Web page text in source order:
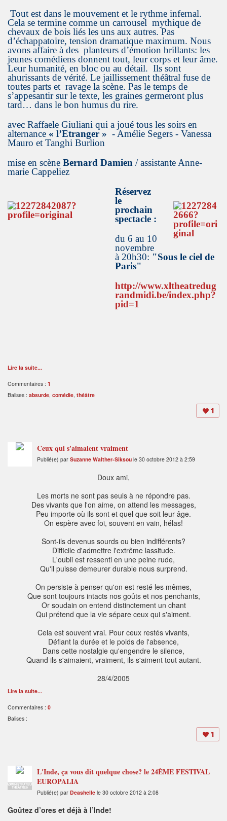
Tout est dans le mouvement et le rythme infernal.
Cela se termine comme un carrousel mythique de
chevaux de bois liés les uns aux autres. Pas
d’échappatoire, tension dramatique maximum. Nous
avons affaire à des planteurs d’émotion brillants: les
jeunes comédiens donnent tout, leur corps et leur âme.
Leur humanité, en bloc ou au détail. Ils sont
ahurissants de vérité. Le jaillissement théâtral fuse de
toutes parts et ravage la scène. Pas le temps de
s’appesantir sur le texte, les graines germeront plus
tard… dans le bon humus du rire.
avec Raffaele Giuliani qui a joué tous les soirs en
alternance « l’Etranger » - Amélie Segers - Vanessa
Mauro et Tanghi Burlion
mise en scène Bernard Damien / assistante Anne-
marie Cappeliez
Réservez
le
prochain
spectacle :
du 6 au 10
novembre
à 20h30: "Sous le ciel de
Paris"
http://www.xltheatredug
randmidi.be/index.php?
pid=1
Lire la suite...
Commentaires : 1
Balises : absurde, comédie, théâtre
1
Ceux qui s'aimaient vraiment
Publié(e) par Suzanne Walther-Siksou le 30 octobre 2012 à 2:59
Doux ami,
Les morts ne sont pas seuls à ne répondre pas.
Des vivants que l'on aime, on attend les messages,
Peu importe où ils sont et quel que soit leur âge.
On espère avec foi, souvent en vain, hélas!
Sont-ils devenus sourds ou bien indifférents?
Difficile d'admettre l'extrême lassitude.
L'oubli est ressenti en une peine rude,
Qu'il puisse demeurer durable nous surprend.
On persiste à penser qu'on est resté les mêmes,
Que sont toujours intacts nos goûts et nos penchants,
Or soudain on entend distinctement un chant
Qui prétend que la vie sépare ceux qui s'aiment.
Cela est souvent vrai. Pour ceux restés vivants,
Défiant la durée et le poids de l'absence,
Dans cette nostalgie qu'engendre le silence,
Quand ils s'aimaient, vraiment, ils s'aiment tout autant.
28/4/2005
Lire la suite...
Commentaires : 0
Balises :
1
ADMINISTRATEUR
THÉÂTRES
L'Inde, ça vous dit quelque chose? le 24ÈME FESTIVAL
EUROPALIA
Publié(e) par Deashelle le 30 octobre 2012 à 2:08
Goûtez d’ores et déjà à l’Inde!